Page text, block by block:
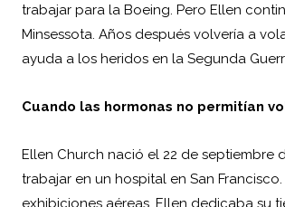
trabajar para la Boeing. Pero Ellen
Minsessota. Años después volvería a
ayuda a los heridos en la Segunda
Cuando las hormonas no permitían
Ellen Church nació el 22 de septiembre
trabajar en un hospital en San
exhibiciones aéreas, Ellen dedicaba su